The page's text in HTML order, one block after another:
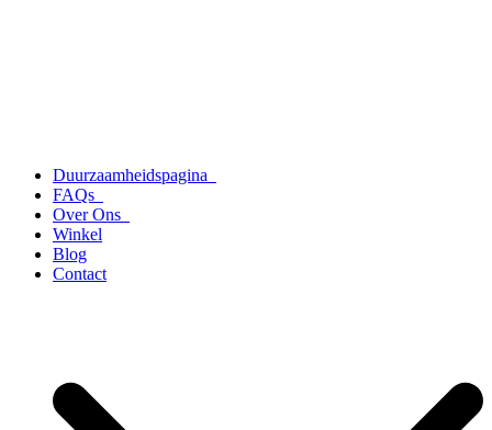
Duurzaamheidspagina
FAQs
Over Ons
Winkel
Blog
Contact